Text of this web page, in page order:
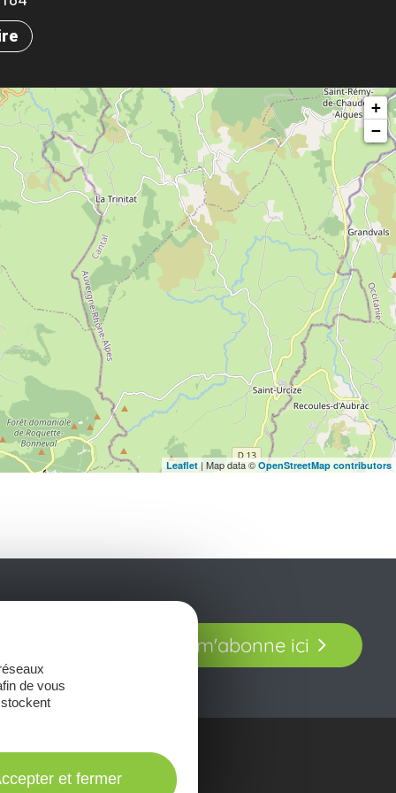
+
−
Leaflet | Map data © OpenStreetMap contributors
laissez-vous
Je m'abonne ici
les
de vous
et fermer